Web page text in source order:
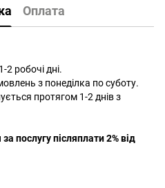
Оплата
2 робочі дні.
з понеділка по суботу.
протягом 1-2 днів з
за послугу післяплати 2% від